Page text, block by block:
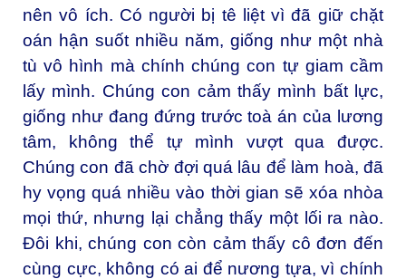
nên vô ích. Có người bị tê liệt vì đã giữ chặt
oán hận suốt nhiều năm, giống như một nhà
tù vô hình mà chính chúng con tự giam cầm
lấy mình. Chúng con cảm thấy mình bất lực,
giống như đang đứng trước toà án của lương
tâm, không thể tự mình vượt qua được.
Chúng con đã chờ đợi quá lâu để làm hoà, đã
hy vọng quá nhiều vào thời gian sẽ xóa nhòa
mọi thứ, nhưng lại chẳng thấy một lối ra nào.
Đôi khi, chúng con còn cảm thấy cô đơn đến
cùng cực, không có ai để nương tựa, vì chính